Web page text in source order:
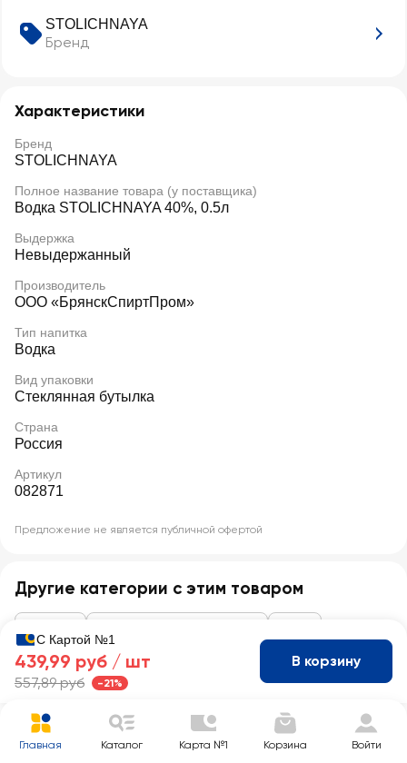
STOLICHNAYA
Бренд
Характеристики
Бренд
STOLICHNAYA
Полное название товара (у поставщика)
Водка STOLICHNAYA 40%, 0.5л
Выдержка
Невыдержанный
Производитель
ООО «БрянскСпиртПром»
Тип напитка
Водка
Вид упаковки
Стеклянная бутылка
Страна
Россия
Артикул
082871
Предложение не является публичной офертой
Другие категории с этим товаром
С Картой №1
439,99 руб / шт
557,89 руб -21%
В корзину
Главная Каталог Карта №1 Корзина Войти